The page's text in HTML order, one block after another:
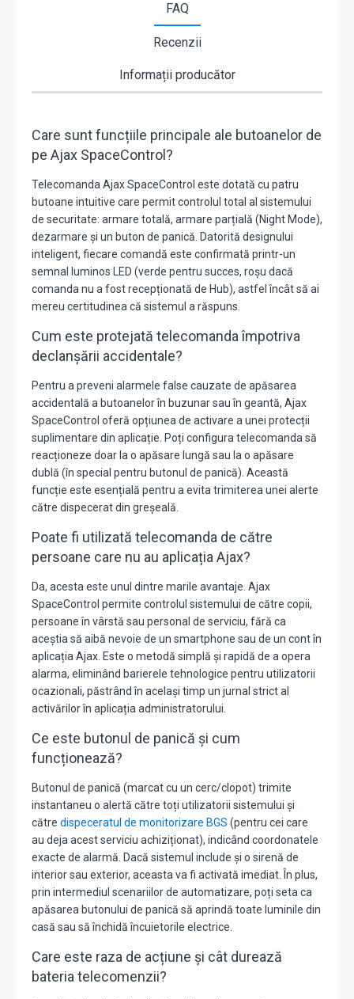
FAQ
Recenzii
Informații producător
Care sunt funcțiile principale ale butoanelor de
pe Ajax SpaceControl?
Telecomanda Ajax SpaceControl este dotată cu patru
butoane intuitive care permit controlul total al sistemului
de securitate: armare totală, armare parțială (Night Mode),
dezarmare și un buton de panică. Datorită designului
inteligent, fiecare comandă este confirmată printr-un
semnal luminos LED (verde pentru succes, roșu dacă
comanda nu a fost recepționată de Hub), astfel încât să ai
mereu certitudinea că sistemul a răspuns.
Cum este protejată telecomanda împotriva
declanșării accidentale?
Pentru a preveni alarmele false cauzate de apăsarea
accidentală a butoanelor în buzunar sau în geantă, Ajax
SpaceControl oferă opțiunea de activare a unei protecții
suplimentare din aplicație. Poți configura telecomanda să
reacționeze doar la o apăsare lungă sau la o apăsare
dublă (în special pentru butonul de panică). Această
funcție este esențială pentru a evita trimiterea unei alerte
către dispecerat din greșeală.
Poate fi utilizată telecomanda de către
persoane care nu au aplicația Ajax?
Da, acesta este unul dintre marile avantaje. Ajax
SpaceControl permite controlul sistemului de către copii,
persoane în vârstă sau personal de serviciu, fără ca
aceștia să aibă nevoie de un smartphone sau de un cont în
aplicația Ajax. Este o metodă simplă și rapidă de a opera
alarma, eliminând barierele tehnologice pentru utilizatorii
ocazionali, păstrând în același timp un jurnal strict al
activărilor în aplicația administratorului.
Ce este butonul de panică și cum
funcționează?
Butonul de panică (marcat cu un cerc/clopot) trimite
instantaneu o alertă către toți utilizatorii sistemului și
către dispeceratul de monitorizare BGS (pentru cei care
au deja acest serviciu achiziționat), indicând coordonatele
exacte de alarmă. Dacă sistemul include și o sirenă de
interior sau exterior, aceasta va fi activată imediat. În plus,
prin intermediul scenariilor de automatizare, poți seta ca
apăsarea butonului de panică să aprindă toate luminile din
casă sau să închidă încuietorile electrice.
Care este raza de acțiune și cât durează
bateria telecomenzii?